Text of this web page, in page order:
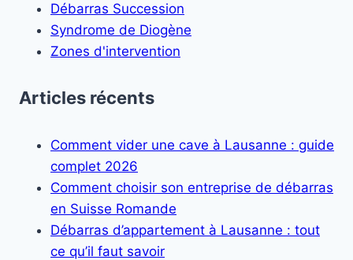
Débarras Succession
Syndrome de Diogène
Zones d'intervention
Articles récents
Comment vider une cave à Lausanne : guide
complet 2026
Comment choisir son entreprise de débarras
en Suisse Romande
Débarras d’appartement à Lausanne : tout
ce qu’il faut savoir